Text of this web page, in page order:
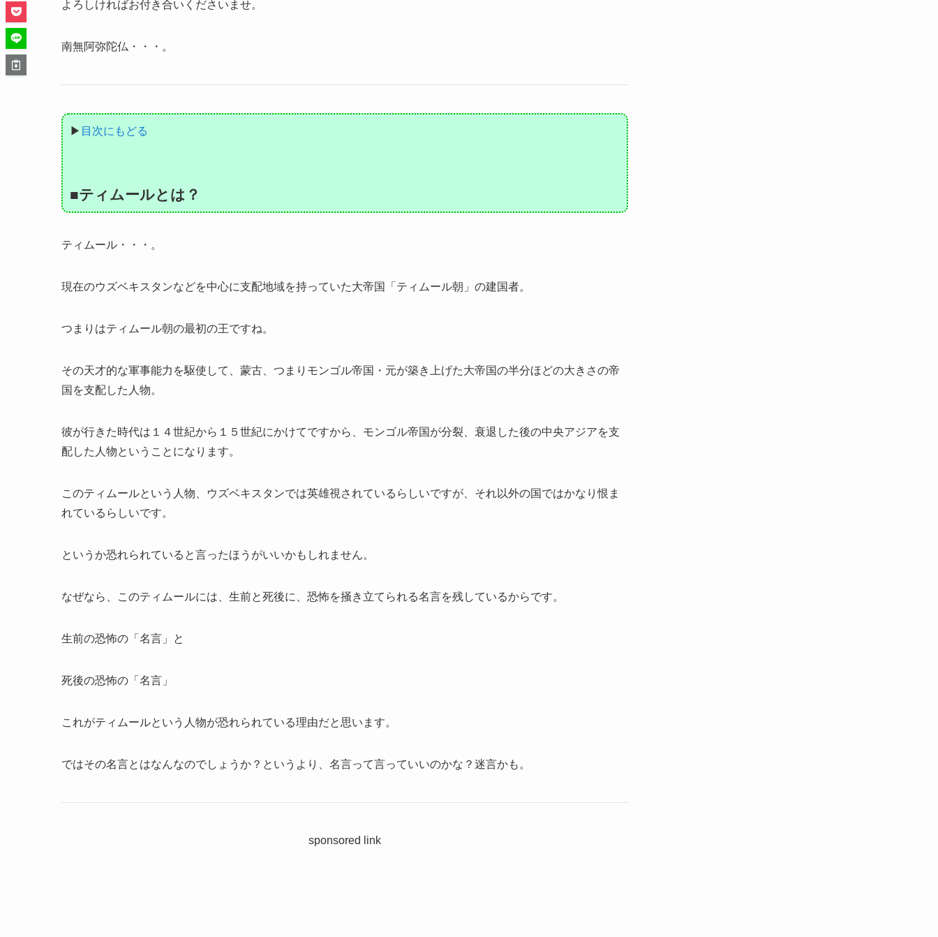
よろしければお付き合いくださいませ。
南無阿弥陀仏・・・。
▶ 目次にもどる
■ティムールとは？
ティムール・・・。
現在のウズベキスタンなどを中心に支配地域を持っていた大帝国「ティムール朝」の建国者。
つまりはティムール朝の最初の王ですね。
その天才的な軍事能力を駆使して、蒙古、つまりモンゴル帝国・元が築き上げた大帝国の半分ほどの大きさの帝
国を支配した人物。
彼が行きた時代は１４世紀から１５世紀にかけてですから、モンゴル帝国が分裂、衰退した後の中央アジアを支
配した人物ということになります。
このティムールという人物、ウズベキスタンでは英雄視されているらしいですが、それ以外の国ではかなり恨ま
れているらしいです。
というか恐れられていると言ったほうがいいかもしれません。
なぜなら、このティムールには、生前と死後に、恐怖を掻き立てられる名言を残しているからです。
生前の恐怖の「名言」と
死後の恐怖の「名言」
これがティムールという人物が恐れられている理由だと思います。
ではその名言とはなんなのでしょうか？というより、名言って言っていいのかな？迷言かも。
sponsored link